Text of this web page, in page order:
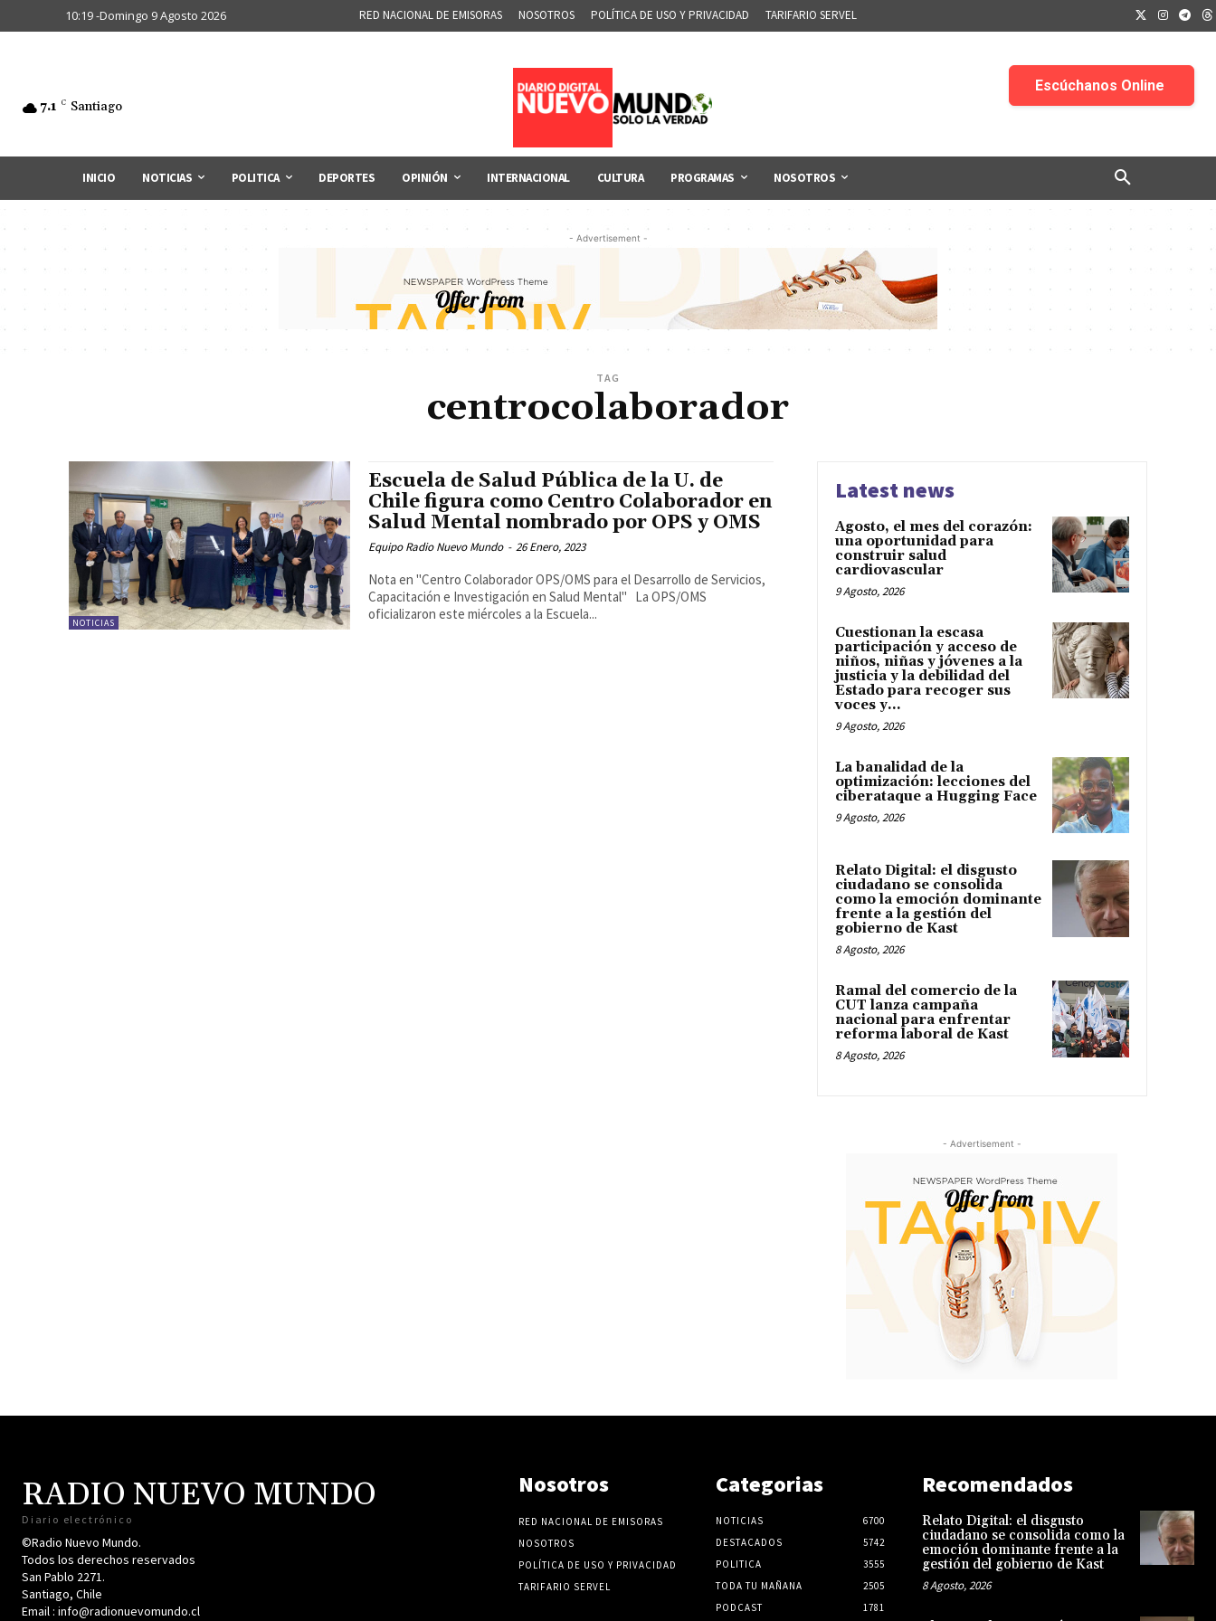
10:19 -Domingo 9 Agosto 2026 RED NACIONAL DE EMISORAS NOSOTROS POLÍTICA DE USO Y PRIVACIDAD TARIFARIO SERVEL
7.1 C Santiago
INICIO NOTICIAS POLITICA DEPORTES OPINIÓN INTERNACIONAL CULTURA PROGRAMAS NOSOTROS
- Advertisement -
TAG
centrocolaborador
NOTICIAS
Escuela de Salud Pública de la U. de
Chile figura como Centro Colaborador en
Salud Mental nombrado por OPS y OMS
Equipo Radio Nuevo Mundo - 26 Enero, 2023
Nota en "Centro Colaborador OPS/OMS para el Desarrollo de Servicios,
Capacitación e Investigación en Salud Mental" La OPS/OMS
oficializaron este miércoles a la Escuela...
Latest news
Agosto, el mes del corazón:
una oportunidad para
construir salud
cardiovascular
9 Agosto, 2026
Cuestionan la escasa
participación y acceso de
niños, niñas y jóvenes a la
justicia y la debilidad del
Estado para recoger sus
voces y...
9 Agosto, 2026
La banalidad de la
optimización: lecciones del
ciberataque a Hugging Face
9 Agosto, 2026
Relato Digital: el disgusto
ciudadano se consolida
como la emoción dominante
frente a la gestión del
gobierno de Kast
8 Agosto, 2026
Ramal del comercio de la
CUT lanza campaña
nacional para enfrentar
reforma laboral de Kast
8 Agosto, 2026
- Advertisement -
RADIO NUEVO MUNDO
Diario electrónico
©Radio Nuevo Mundo.
Todos los derechos reservados
San Pablo 2271.
Santiago, Chile
Email : info@radionuevomundo.cl
Nosotros
RED NACIONAL DE EMISORAS
NOSOTROS
POLÍTICA DE USO Y PRIVACIDAD
TARIFARIO SERVEL
Categorias
NOTICIAS
6700
DESTACADOS
5742
POLITICA
3555
TODA TU MAÑANA
2505
PODCAST
1781
Recomendados
Relato Digital: el disgusto
ciudadano se consolida como la
emoción dominante frente a la
gestión del gobierno de Kast
8 Agosto, 2026